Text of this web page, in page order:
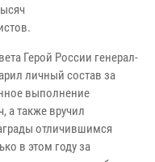
Герой России генерал-
личный состав за
выполнение
а также вручил
отличившимся
в этом году за